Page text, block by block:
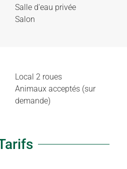
Salle d'eau privée
Salon
Local 2 roues
Animaux acceptés (sur
demande)